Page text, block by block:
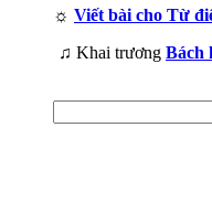
☼ Viết bài cho Từ
♫ Khai trương Bách